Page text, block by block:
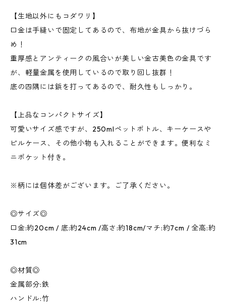
【生地以外にもコダワリ】
口金は手縫いで固定してあるので、布地が金具から抜けづら
め！
重厚感とアンティークの風合いが美しい金古美色の金具です
が、軽量金属を使用しているので取り回し抜群！
底の四隅には鋲を打ってあるので、耐久性もしっかり。
【上品なコンパクトサイズ】
可愛いサイズ感ですが、250mlペットボトル、キーケースや
ピルケース、その他小物も入れることができます。便利なミ
ニポケット付き。
※柄には個体差がございます。ご了承ください。
◎サイズ◎
口金:約20cm / 底:約24cm /高さ:約18cm/マチ:約7cm / 全高:約
31cm
◎材質◎
金属部分:鉄
ハンドル:竹